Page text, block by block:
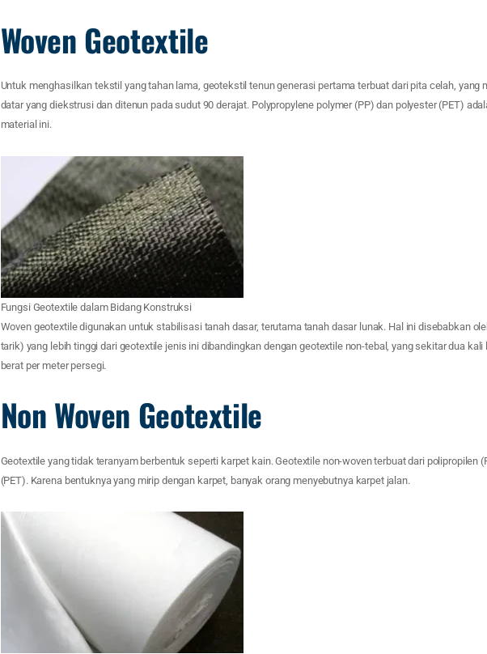
Woven Geotextile
Untuk menghasilkan tekstil yang tahan lama, geotekstil tenun generasi pertama terbuat dari pita celah, yang
datar yang diekstrusi dan ditenun pada sudut 90 derajat. Polypropylene polymer (PP) dan polyester (PET)
material ini.
Fungsi Geotextile dalam Bidang Konstruksi
Woven geotextile digunakan untuk stabilisasi tanah dasar, terutama tanah dasar lunak. Hal ini disebabkan
tarik) yang lebih tinggi dari geotextile jenis ini dibandingkan dengan geotextile non-tebal, yang sekitar dua
berat per meter persegi.
Non Woven Geotextile
Geotextile yang tidak teranyam berbentuk seperti karpet kain. Geotextile non-woven terbuat dari polipropilen
(PET). Karena bentuknya yang mirip dengan karpet, banyak orang menyebutnya karpet jalan.